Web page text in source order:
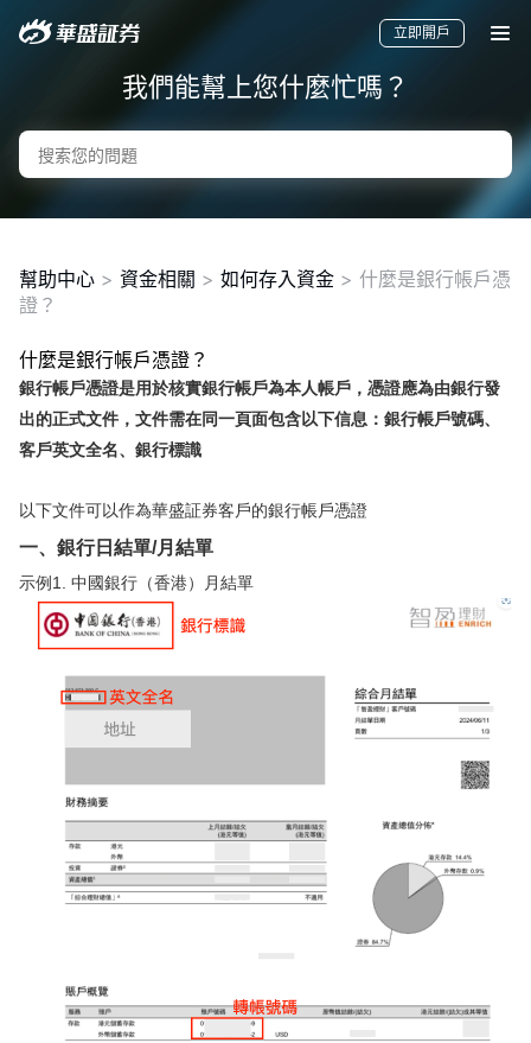
要聞
快訊
美股
港股
新股
概述
AM 資產管理服務
ECM 股權資本市場服務
FICC 固定收益、外匯和大宗商品服務
WM 財富管理服務
關於我們
媒體報導
立即開戶
我們能幫上您什麼忙嗎？
幫助中心 > 資金相關 > 如何存入資金 > 什麼是銀行帳戶憑
證？
什麼是銀行帳戶憑證？
銀行帳戶憑證是用於核實銀行帳戶為本人帳戶，憑證應為由銀行發
出的正式文件，文件需在同一頁面包含以下信息：銀行帳戶號碼、
客戶英文全名、銀行標識
以下文件可以作為華盛証券客戶的銀行帳戶憑證
一、銀行日結單/月結單
示例1. 中國銀行（香港）月結單